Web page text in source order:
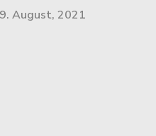
9. August, 2021